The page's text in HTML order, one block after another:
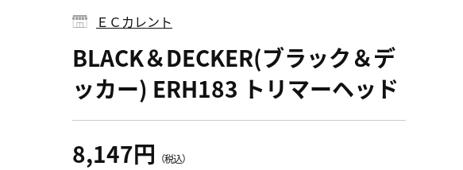
ＥＣカレント
BLACK＆DECKER(ブラック＆デ
ッカー) ERH183 トリマーヘッド
8,147円 （税込）